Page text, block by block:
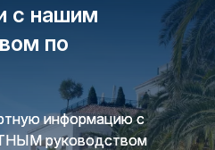
с нашим
по
информацию с
руководством